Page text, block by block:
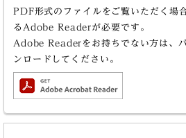
PDF形式のファイルをご覧いただく場
るAdobe Readerが必要です。
Adobe Readerをお持ちでない方は、
ンロードしてください。